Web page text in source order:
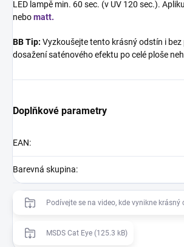
LED lampě min. 60 sec. (v UV 120 sec.).
nebomatt.
BB Tip: Vyzkoušejte tento krásný odstín i
dosažení saténového efektu po celé ploše
Doplňkové parametry
EAN:
Barevná skupina:
Podívejte se na video, kde vynikne krásný
MSDS Cat Eye (125.3 kB)